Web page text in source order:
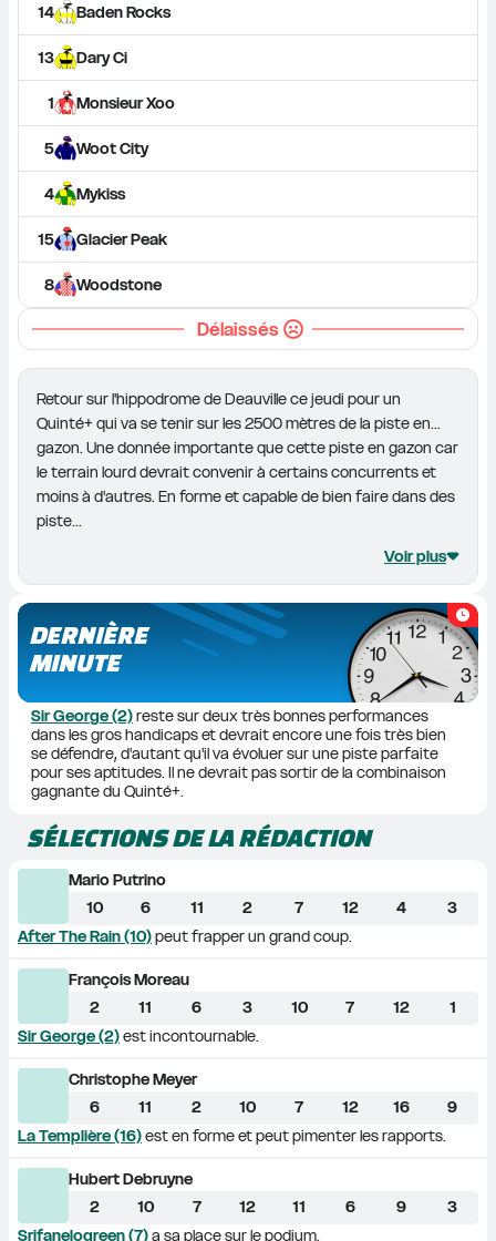
14 Baden Rocks
13 Dary Ci
1 Monsieur Xoo
5 Woot City
4 Mykiss
15 Glacier Peak
8 Woodstone
Délaissés
Retour sur l'hippodrome de Deauville ce jeudi pour un
Quinté+ qui va se tenir sur les 2500 mètres de la piste en...
gazon. Une donnée importante que cette piste en gazon car
le terrain lourd devrait convenir à certains concurrents et
moins à d'autres. En forme et capable de bien faire dans des
piste...
Voir plus
DERNIÈRE
MINUTE
Sir George (2) reste sur deux très bonnes performances
dans les gros handicaps et devrait encore une fois très bien
se défendre, d'autant qu'il va évoluer sur une piste parfaite
pour ses aptitudes. Il ne devrait pas sortir de la combinaison
gagnante du Quinté+.
SÉLECTIONS DE LA RÉDACTION
Mario Putrino
10
6 11 2 7 12 4
3
After The Rain (10) peut frapper un grand coup.
François Moreau
2
11 6 3 10 7 12
1
Sir George (2) est incontournable.
Christophe Meyer
6
11 2 10 7 12 16
9
La Templière (16) est en forme et peut pimenter les rapports.
Hubert Debruyne
2
10 7 12 11 6 9
3
Srifanelogreen (7) a sa place sur le podium.